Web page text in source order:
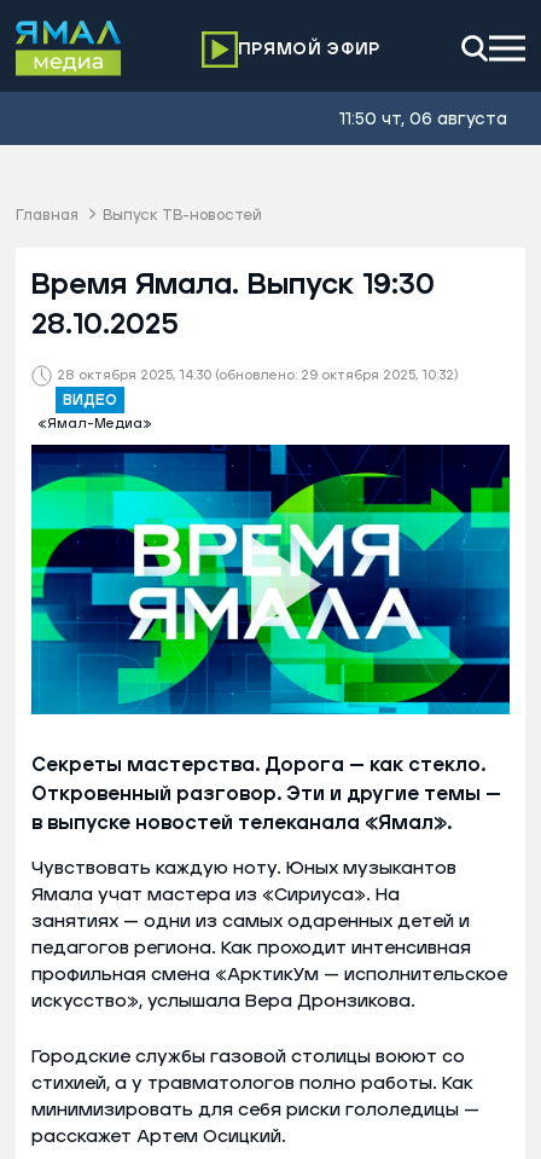
ПРЯМОЙ ЭФИР
11:50 чт, 06 августа
Главная Выпуск ТВ-новостей
28 октября 2025, 14:30 (обновлено: 29 октября 2025, 10:32)
ВИДЕО
«Ямал-Медиа»
Время Ямала. Выпуск 19:30
28.10.2025
Секреты мастерства. Дорога — как стекло.
Откровенный разговор. Эти и другие темы —
в выпуске новостей телеканала «Ямал».
Чувствовать каждую ноту. Юных музыкантов
Ямала учат мастера из «Сириуса». На
занятиях — одни из самых одаренных детей и
педагогов региона. Как проходит интенсивная
профильная смена «АрктикУм — исполнительское
искусство», услышала Вера Дронзикова.
Городские службы газовой столицы воюют со
стихией, а у травматологов полно работы. Как
минимизировать для себя риски гололедицы —
расскажет Артем Осицкий.